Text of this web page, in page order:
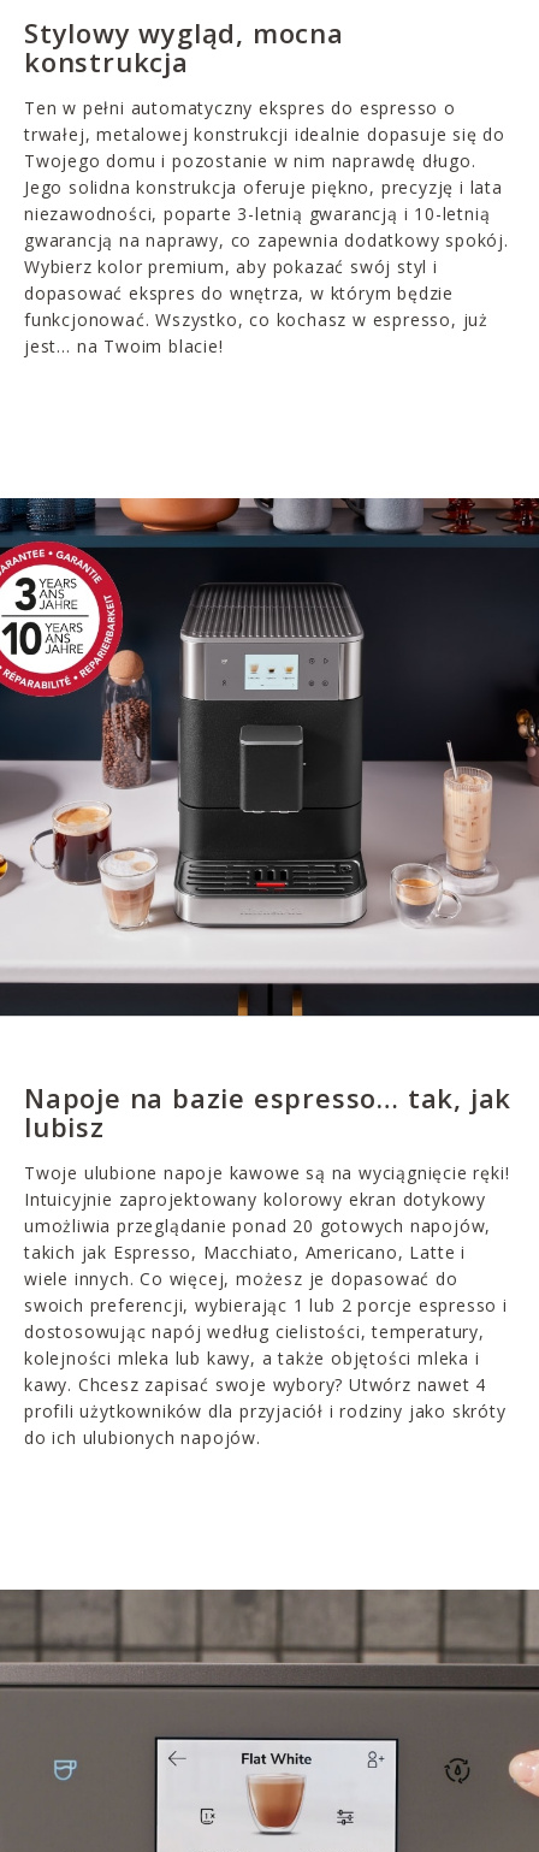
Stylowy wygląd, mocna
konstrukcja
Ten w pełni automatyczny ekspres do espresso o
trwałej, metalowej konstrukcji idealnie dopasuje się do
Twojego domu i pozostanie w nim naprawdę długo.
Jego solidna konstrukcja oferuje piękno, precyzję i lata
niezawodności, poparte 3-letnią gwarancją i 10-letnią
gwarancją na naprawy, co zapewnia dodatkowy spokój.
Wybierz kolor premium, aby pokazać swój styl i
dopasować ekspres do wnętrza, w którym będzie
funkcjonować. Wszystko, co kochasz w espresso, już
jest… na Twoim blacie!
Napoje na bazie espresso… tak, jak
lubisz
Twoje ulubione napoje kawowe są na wyciągnięcie ręki!
Intuicyjnie zaprojektowany kolorowy ekran dotykowy
umożliwia przeglądanie ponad 20 gotowych napojów,
takich jak Espresso, Macchiato, Americano, Latte i
wiele innych. Co więcej, możesz je dopasować do
swoich preferencji, wybierając 1 lub 2 porcje espresso i
dostosowując napój według cielistości, temperatury,
kolejności mleka lub kawy, a także objętości mleka i
kawy. Chcesz zapisać swoje wybory? Utwórz nawet 4
profili użytkowników dla przyjaciół i rodziny jako skróty
do ich ulubionych napojów.